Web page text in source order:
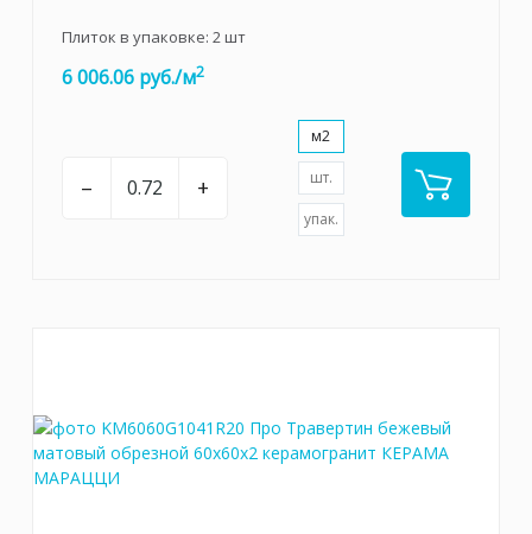
Плиток в упаковке: 2шт
6 006.06 руб./м2
– +
м2
шт.
упак.